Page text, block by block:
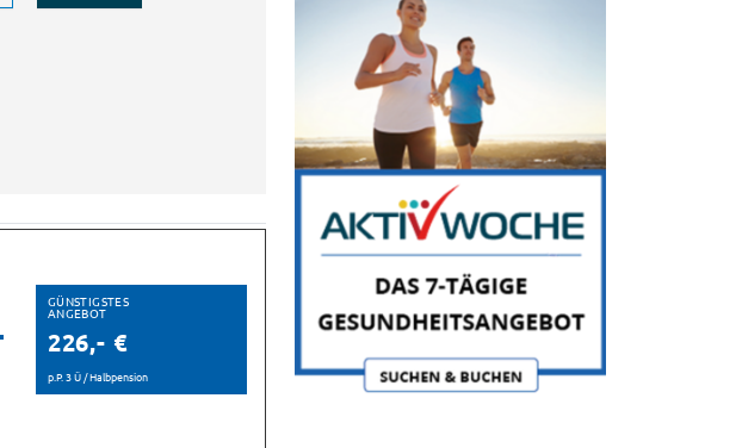
GÜNSTIGSTES
ANGEBOT
226,- €
p.P. 3 Ü / Halbpension